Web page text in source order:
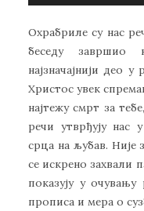
Охрабриле су нас
беседу завршио
најзначајнији део
Христос увек
најтежу смрт за
речи утврђују нас
срца на љубав. Није
се искрено захвали
показују у
прописа и мера о